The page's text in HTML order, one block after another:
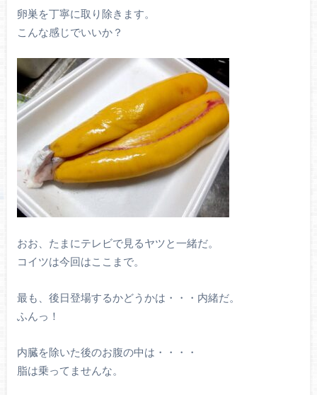
卵巣を丁寧に取り除きます。
こんな感じでいいか？
おお、たまにテレビで見るヤツと一緒だ。
コイツは今回はここまで。
最も、後日登場するかどうかは・・・内緒だ。
ふんっ！
内臓を除いた後のお腹の中は・・・・
脂は乗ってませんな。